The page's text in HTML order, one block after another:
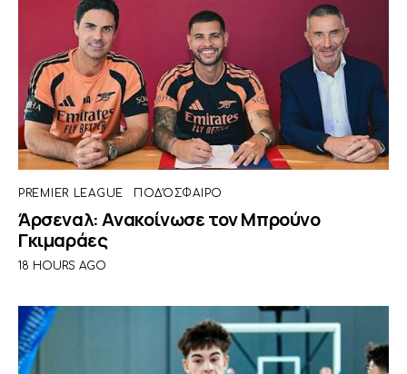
PREMIER LEAGUE ΠΟΔΌΣΦΑΙΡΟ
Άρσεναλ: Ανακοίνωσε τον Μπρούνο
Γκιμαράες
18 HOURS AGO